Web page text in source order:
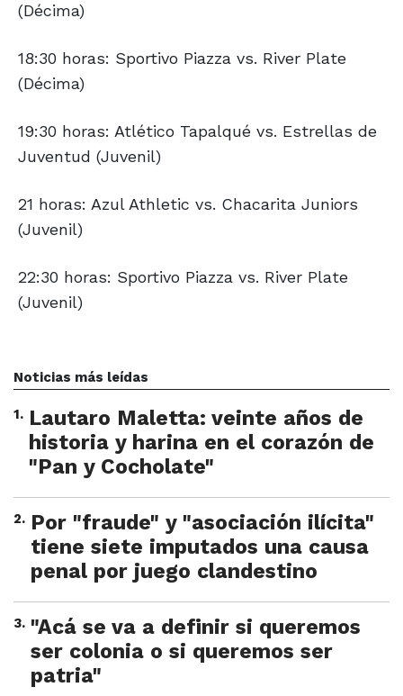
(Décima)
18:30 horas: Sportivo Piazza vs. River Plate
(Décima)
19:30 horas: Atlético Tapalqué vs. Estrellas de
Juventud (Juvenil)
21 horas: Azul Athletic vs. Chacarita Juniors
(Juvenil)
22:30 horas: Sportivo Piazza vs. River Plate
(Juvenil)
Noticias más leídas
1. Lautaro Maletta: veinte años de
historia y harina en el corazón de
"Pan y Cocholate"
2. Por "fraude" y "asociación ilícita"
tiene siete imputados una causa
penal por juego clandestino
3. "Acá se va a definir si queremos
ser colonia o si queremos ser
patria"